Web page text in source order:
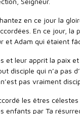
en ce jour la
En ce jour,
et Adam qui étaient
et leur apprit la paix
disciple qui n’a pas
pas vraiment
les êtres
enfants par Ta